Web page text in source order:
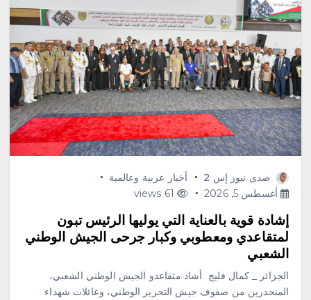
صدى نيوز إس 2
أخبار عربية وعالمية
أغسطس 5, 2026
إشادة قوية بالعناية التي يوليها الرئيس تبون
لمتقاعدي ومعطوبي وكبار جرحى الجيش الوطني
الشعبي
الجزائر _ كمال فليج أشاد متقاعدو الجيش الوطني الشعبي،
المنحدرين من صفوف جيش التحرير الوطني، وعائلات شهداء